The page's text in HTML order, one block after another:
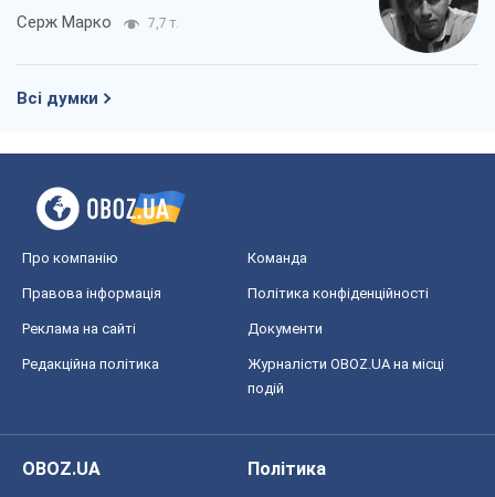
Серж Марко 7,7 т.
Всі думки
Про компанію Команда
Правова інформація Політика конфіденційності
Реклама на сайті Документи
Редакційна політика
Журналісти OBOZ.UA на місці
подій
OBOZ.UA
Політика